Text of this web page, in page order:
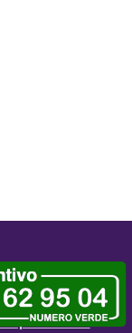
Tutti